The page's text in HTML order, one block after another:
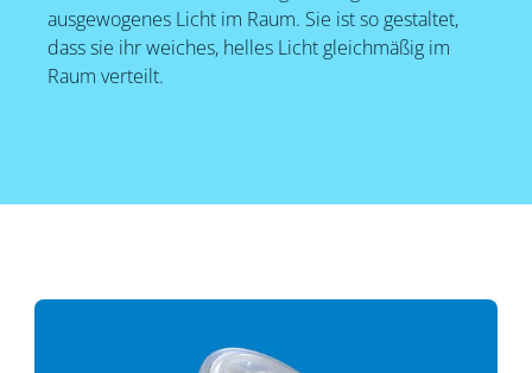
ausgewogenes Licht im Raum. Sie ist so gestaltet,
dass sie ihr weiches, helles Licht gleichmäßig im
Raum verteilt.